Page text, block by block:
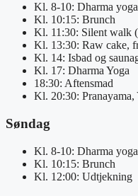
Kl. 8-10: Dharma yoga
Kl. 10:15: Brunch
Kl. 11:30: Silent walk
Kl. 13:30: Raw cake,
Kl. 14: Isbad og
Kl. 17: Dharma Yoga
18:30: Aftensmad
Kl. 20:30: Pranayama,
Søndag
Kl. 8-10: Dharma yoga
Kl. 10:15: Brunch
Kl. 12:00: Udtjekning